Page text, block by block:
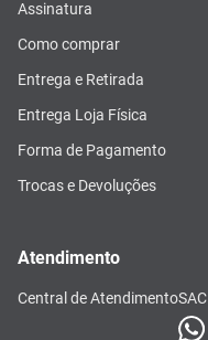
Assinatura
Como comprar
Entrega e Retirada
Entrega Loja Física
Forma de Pagamento
Trocas e Devoluções
Atendimento
Central de AtendimentoSAC